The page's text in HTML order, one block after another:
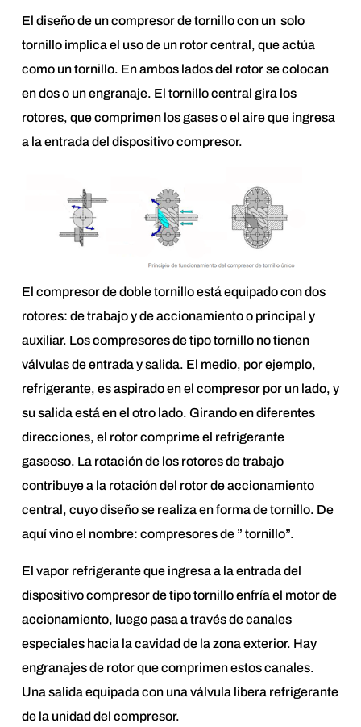
El diseño de un compresor de tornillo con un solo
tornillo implica el uso de un rotor central, que actúa
como un tornillo. En ambos lados del rotor se colocan
en dos o un engranaje. El tornillo central gira los
rotores, que comprimen los gases o el aire que ingresa
a la entrada del dispositivo compresor. ­
El compresor de doble tornillo está equipado con dos
rotores: de trabajo y de accionamiento o principal y
auxiliar. Los compresores de tipo tornillo no tienen
válvulas de entrada y salida. El medio, por ejemplo,
refrigerante, es aspirado en el compresor por un lado, y
su salida está en el otro lado. Girando en diferentes
direcciones, el rotor comprime el refrigerante
gaseoso. La rotación de los rotores de trabajo
contribuye a la rotación del rotor de accionamiento
central, cuyo diseño se realiza en forma de tornillo. De
aquí vino el nombre: compresores de ” tornillo”.
El vapor refrigerante que ingresa a la entrada del
dispositivo compresor de tipo tornillo enfría el motor de
accionamiento, luego pasa a través de canales
especiales hacia la cavidad de la zona exterior. Hay
engranajes de rotor que comprimen estos canales.
Una salida equipada con una válvula libera refrigerante
de la unidad del compresor.